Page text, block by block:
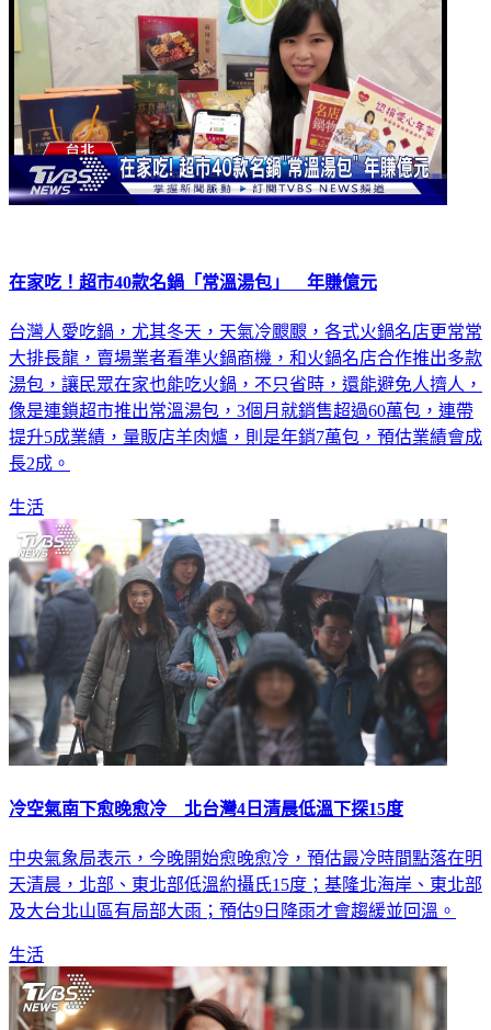
在家吃！超市40款名鍋「常溫湯包」 年賺億元
台灣人愛吃鍋，尤其冬天，天氣冷颼颼，各式火鍋名店更常常
大排長龍，賣場業者看準火鍋商機，和火鍋名店合作推出多款
湯包，讓民眾在家也能吃火鍋，不只省時，還能避免人擠人，
像是連鎖超市推出常溫湯包，3個月就銷售超過60萬包，連帶
提升5成業績，量販店羊肉爐，則是年銷7萬包，預估業績會成
長2成。
生活
冷空氣南下愈晚愈冷 北台灣4日清晨低溫下探15度
中央氣象局表示，今晚開始愈晚愈冷，預估最冷時間點落在明
天清晨，北部、東北部低溫約攝氏15度；基隆北海岸、東北部
及大台北山區有局部大雨；預估9日降雨才會趨緩並回溫。
生活